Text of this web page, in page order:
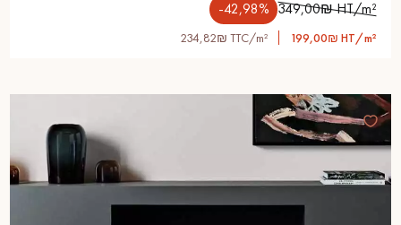
-42,98% 349,00₪ HT/m²
234,82₪ TTC/m² 199,00₪ HT/m²